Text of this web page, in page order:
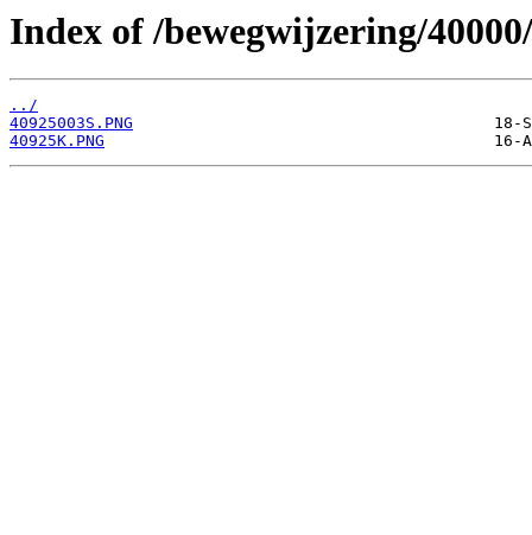
Index of /bewegwijzering/
../
40925003S.PNG
40925K.PNG